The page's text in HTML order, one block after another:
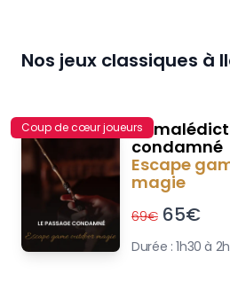
Nos jeux classiques à
Coup de cœur joueursLa
condamné
Escape
magie
69€ 65€
Durée :1h30 à